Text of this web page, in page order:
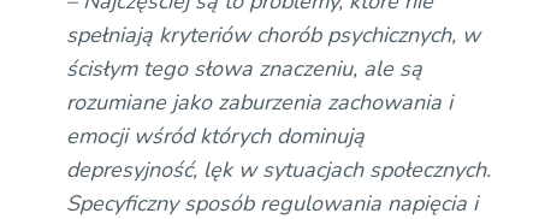
spełniają kryteriów chorób psychicznych, w
ścisłym tego słowa znaczeniu, ale są
rozumiane jako zaburzenia zachowania i
emocji wśród których dominują
depresyjność, lęk w sytuacjach społecznych.
Specyficzny sposób regulowania napięcia i